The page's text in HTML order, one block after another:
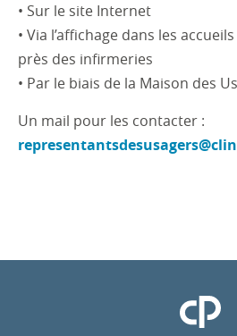
• Sur le site Internet
• Via l’affichage dans les
près des infirmeries
• Par le biais de la Maison des
Un mail pour les contacter :
Clinique